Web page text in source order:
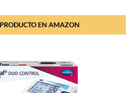
EN AMAZON